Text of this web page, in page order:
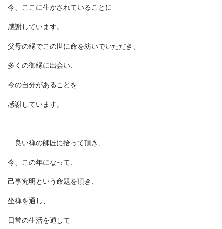
今、ここに生かされていることに
感謝しています。
父母の縁でこの世に命を紡いでいただき、
多くの御縁に出会い、
今の自分があることを
感謝しています。
良い禅の師匠に拾って頂き、
今、この年になって、
己事究明という命題を頂き、
坐禅を通し、
日常の生活を通して